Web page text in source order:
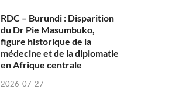
RDC – Burundi : Disparition
du Dr Pie Masumbuko,
figure historique de la
médecine et de la diplomatie
en Afrique centrale
2026-07-27